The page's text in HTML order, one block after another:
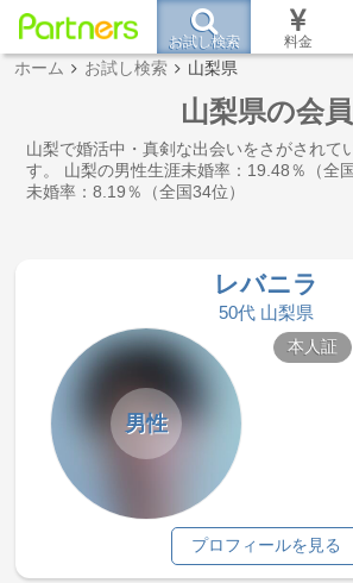
お試し検索 料金
ホーム お試し検索 山梨県
山梨県の会員
山梨で婚活中・真剣な出会いをさがされて
す。 山梨の男性生涯未婚率：19.48％（
未婚率：8.19％（全国34位）
レバニラ
50代 山梨県
男性
本人証
プロフィールを見る